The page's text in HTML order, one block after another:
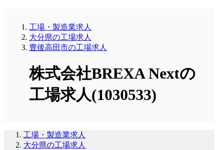
工場・製造業求人
大分県の工場求人
豊後高田市の工場求人
株式会社BREXA Nextの
工場求人(1030533)
工場・製造業求人
大分県の工場求人